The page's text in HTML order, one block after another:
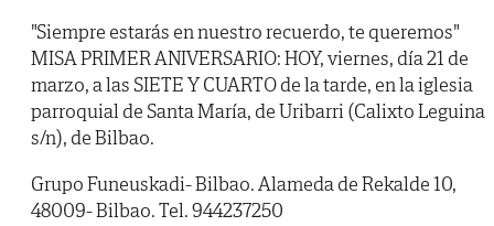
"Siempre estarás en nuestro recuerdo, te queremos"
MISA PRIMER ANIVERSARIO: HOY, viernes, día 21 de
marzo, a las SIETE Y CUARTO de la tarde, en la iglesia
parroquial de Santa María, de Uribarri (Calixto Leguina
s/n), de Bilbao.
Grupo Funeuskadi- Bilbao. Alameda de Rekalde 10,
48009- Bilbao. Tel. 944237250